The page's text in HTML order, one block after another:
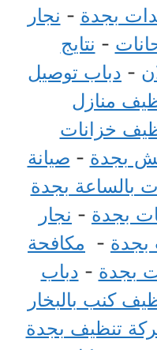
بجدة- نجار
- نتايج
- دباب توصيل
منازل
خزانات
بجدة- صيانة
بجدة
بجدة- نجار
-مكافحة
- دباب
كنب بالبخار
تنظيف بجدة